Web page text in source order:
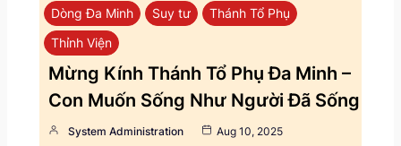
Dòng Đa Minh Suy tư
Thánh Tổ Phụ
Thỉnh Viện
Mừng Kính Thánh Tổ Phụ Đa Minh –
Con Muốn Sống Như Người Đã Sống
System Administration
Aug 10, 2025